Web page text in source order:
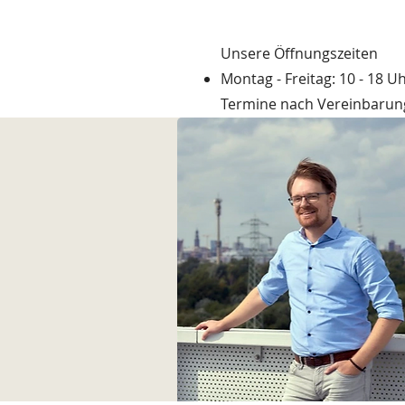
Unsere Öffnungszeiten
Montag - Freitag: 10 - 18
Termine nach